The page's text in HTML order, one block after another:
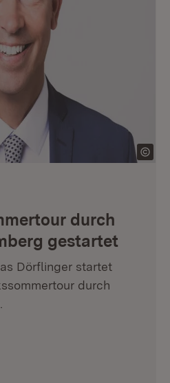
durch
gestartet
Dörflinger startet
durch